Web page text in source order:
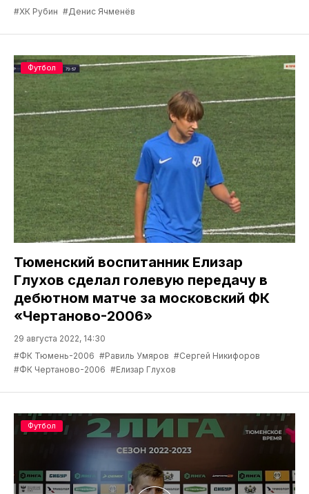
#ХК Рубин #Денис Ячменёв
Тюменский воспитанник Елизар
Глухов сделал голевую передачу в
дебютном матче за московский ФК
«Чертаново-2006»
29 августа 2022, 14:30
#ФК Тюмень-2006 #Равиль Умяров #Сергей Никифоров
#ФК Чертаново-2006 #Елизар Глухов
Футбол
Футбол